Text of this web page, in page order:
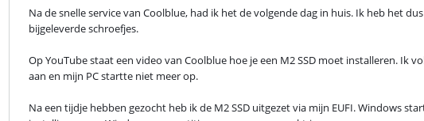
Na de snelle service van Coolblue, had ik het de volgende dag in huis. Ik heb het
bijgeleverde schroefjes.
Op YouTube staat een video van Coolblue hoe je een M2 SSD moet installeren. Ik
aan en mijn PC startte niet meer op.
Na een tijdje hebben gezocht heb ik de M2 SSD uitgezet via mijn EUFI. Windows